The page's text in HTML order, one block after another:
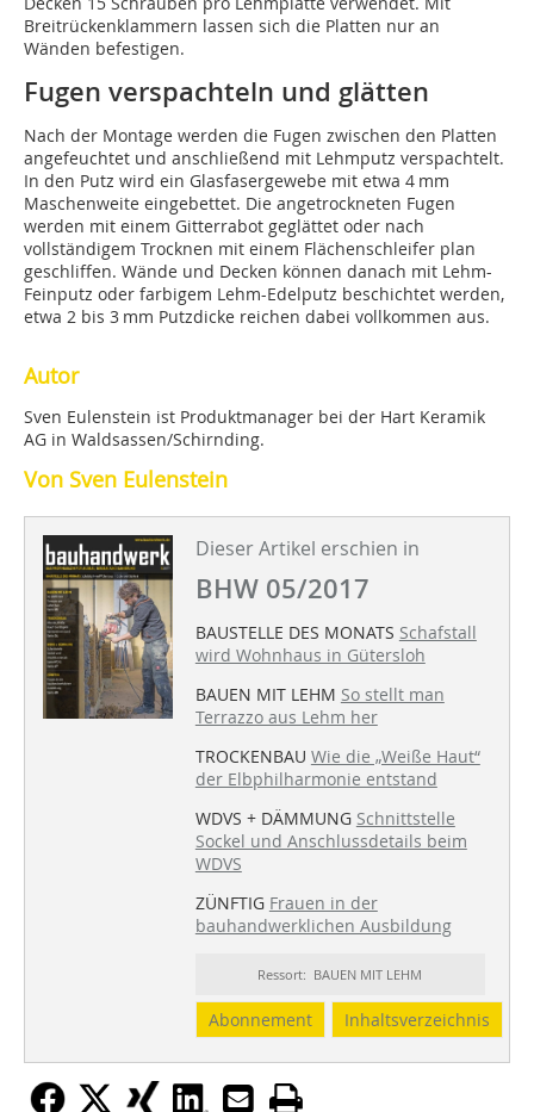
Breitrückenklammern lassen sich die Platten nur an
Wänden befestigen.
Fugen verspachteln und glätten
Nach der Montage werden die Fugen zwischen den Platten
angefeuchtet und anschließend mit Lehmputz verspachtelt.
In den Putz wird ein Glasfasergewebe mit etwa 4 mm
Maschenweite eingebettet. Die angetrockneten Fugen
werden mit einem Gitterrabot geglättet oder nach
vollständigem Trocknen mit einem Flächenschleifer plan
geschliffen. Wände und Decken können danach mit Lehm-
Feinputz oder farbigem Lehm-Edelputz beschichtet werden,
etwa 2 bis 3 mm Putzdicke reichen dabei vollkommen aus.
Autor
Sven Eulenstein ist Produktmanager bei der Hart Keramik
AG in Waldsassen/Schirnding.
Von Sven Eulenstein
Dieser Artikel erschien in
BHW 05/2017
BAUSTELLE DES MONATS Schafstall
wird Wohnhaus in Gütersloh
BAUEN MIT LEHM So stellt man
Terrazzo aus Lehm her
TROCKENBAU Wie die „Weiße Haut“
der Elbphilharmonie entstand
WDVS + DÄMMUNG Schnittstelle
Sockel und Anschlussdetails beim
WDVS
ZÜNFTIG Frauen in der
bauhandwerklichen Ausbildung
Ressort: BAUEN MIT LEHM
Abonnement Inhaltsverzeichnis